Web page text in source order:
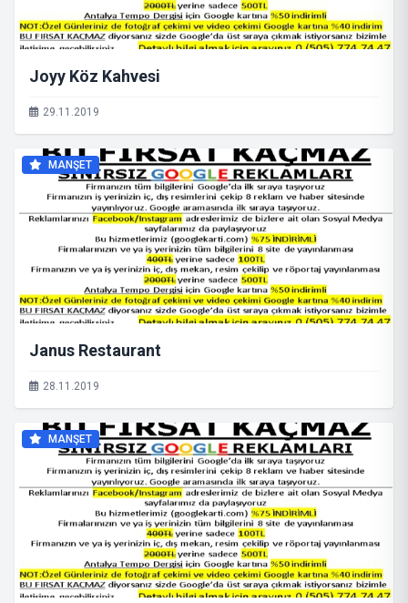
Joyy Köz Kahvesi
29.11.2019
MANŞET
Janus Restaurant
28.11.2019
MANŞET